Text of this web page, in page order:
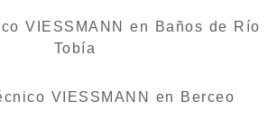
VIESSMANN en Baños de Río
Tobía
VIESSMANN en Berceo